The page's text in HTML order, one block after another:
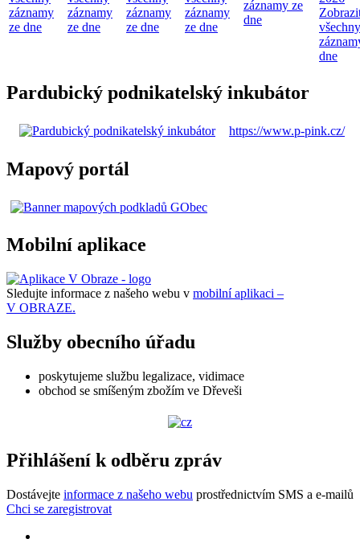
záznamy
ze dne
záznamy
ze dne
záznamy
ze dne
záznamy
ze dne
záznamy ze
dne
všechny
dne
Pardubický podnikatelský inkubátor
https://www.p-pink.cz/
Mapový portál
Mobilní aplikace
Sledujte informace z našeho webu v mobilní aplikaci –
V OBRAZE.
Služby obecního úřadu
poskytujeme službu legalizace, vidimace
obchod se smíšeným zbožím ve Dřeveši
Přihlášení k odběru zpráv
Dostávejte informace z našeho webu prostřednictvím SMS a e-mailů
Chci se zaregistrovat